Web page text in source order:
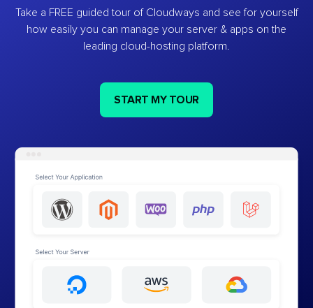
Take a FREE guided tour of Cloudways and see for yourself
how easily you can manage your server & apps on the
leading cloud-hosting platform.
START MY TOUR